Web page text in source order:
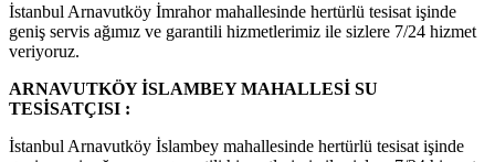
İstanbul Arnavutköy İmrahor mahallesinde hertürlü tesisat işinde
geniş servis ağımız ve garantili hizmetlerimiz ile sizlere 7/24 hizmet
veriyoruz.
ARNAVUTKÖY İSLAMBEY MAHALLESİ SU
TESİSATÇISI :
İstanbul Arnavutköy İslambey mahallesinde hertürlü tesisat işinde